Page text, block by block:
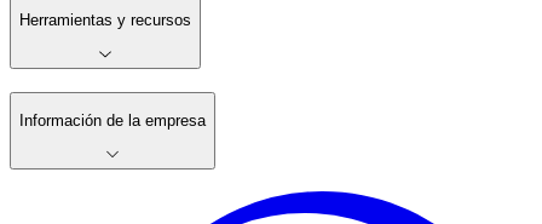
Herramientas y recursos
Información de la empresa